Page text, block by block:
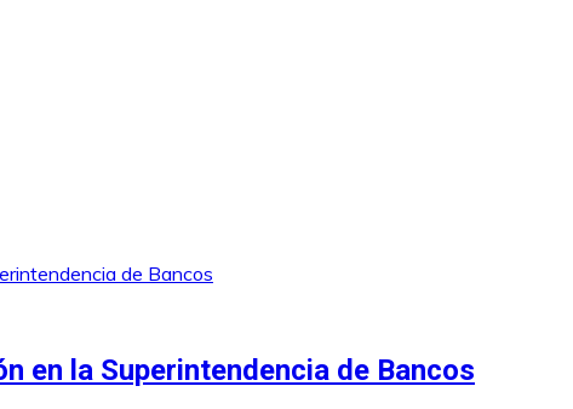
en la Superintendencia de Bancos